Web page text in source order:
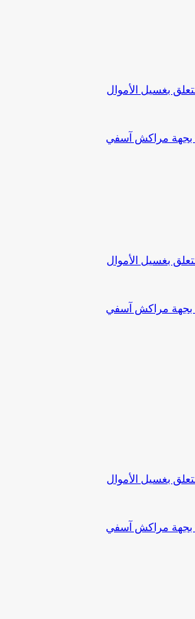
بجهة مراكش آسفي
بجهة مراكش آسفي
بجهة مراكش آسفي